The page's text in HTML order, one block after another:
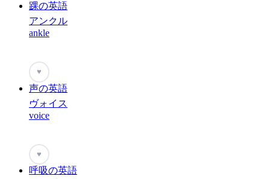
踝の英語
アンクル
ankle
♥
声の英語
ヴォイス
voice
♥
呼吸の英語